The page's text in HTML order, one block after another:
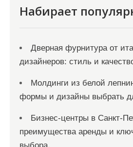
м
Набирает
Дверная фурнитура от
дизайнеров: стиль и
Молдинги из белой
формы и дизайны выбрать
Бизнес-центры в Санкт-
преимущества аренды и